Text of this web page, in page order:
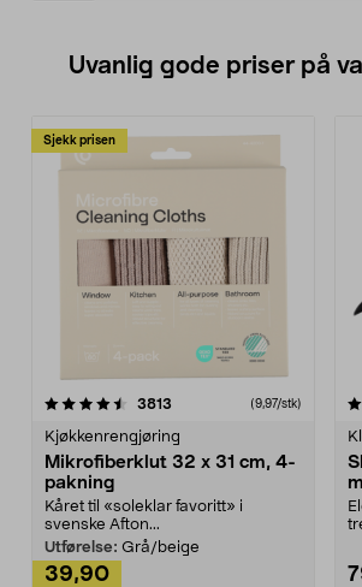
Uvanlig gode priser på
Sjekk prisen
3813 anmeldelser(9,97/stk)
Kjøkkenrengjøring
Mikrofiberklut 32 x 31 cm, 4-
pakning
Kåret til «soleklar favoritt» i
svenske Afton...
Utførelse: Grå/beige
39,90
4.5av 5 stjerner